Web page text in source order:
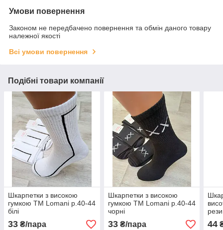
Умови повернення
Законом не передбачено повернення та обмін даного товару
належної якості
Всі умови повернення
Подібні товари компанії
Шкарпетки з високою
гумкою ТМ Lomani р.40-44
білі
33 ₴/пара
Шкарпетки з високою
гумкою ТМ Lomani р.40-44
чорні
33₴/пара
44
44